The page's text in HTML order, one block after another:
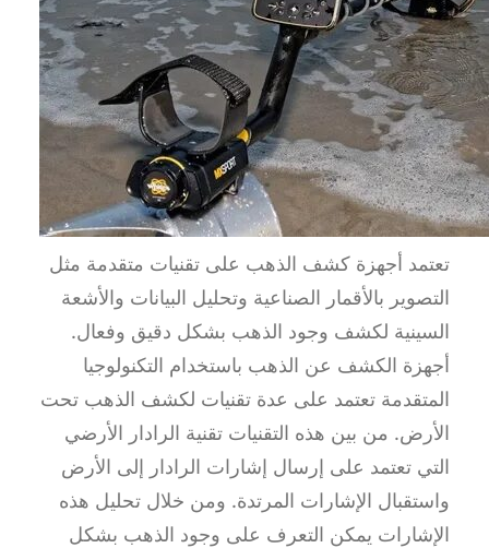
تعتمد أجهزة كشف الذهب على تقنيات متقدمة مثل
التصوير بالأقمار الصناعية وتحليل البيانات والأشعة
السينية لكشف وجود الذهب بشكل دقيق وفعال.
أجهزة الكشف عن الذهب باستخدام التكنولوجيا
المتقدمة تعتمد على عدة تقنيات لكشف الذهب تحت
الأرض. من بين هذه التقنيات تقنية الرادار الأرضي
التي تعتمد على إرسال إشارات الرادار إلى الأرض
واستقبال الإشارات المرتدة. ومن خلال تحليل هذه
الإشارات يمكن التعرف على وجود الذهب بشكل